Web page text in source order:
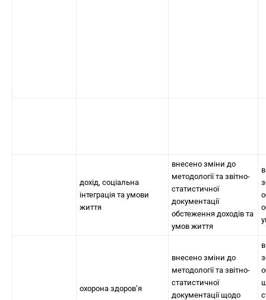
дохід, соціальна
інтеграція та умови
життя
внесено зміни до
методології та звітно-
статистичної
документації
обстеження доходів та
умов життя
охорона здоров’я
внесено зміни до
методології та звітно-
статистичної
документації щодо